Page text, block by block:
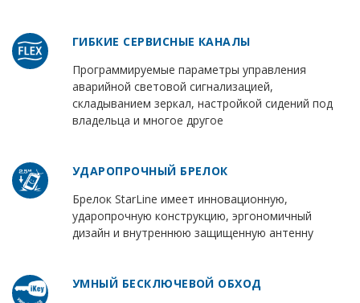
ГИБКИЕ СЕРВИСНЫЕ КАНАЛЫ
Программируемые параметры управления
аварийной световой сигнализацией,
складыванием зеркал, настройкой сидений под
владельца и многое другое
УДАРОПРОЧНЫЙ БРЕЛОК
Брелок StarLine имеет инновационную,
ударопрочную конструкцию, эргономичный
дизайн и внутреннюю защищенную антенну
УМНЫЙ БЕСКЛЮЧЕВОЙ ОБХОД